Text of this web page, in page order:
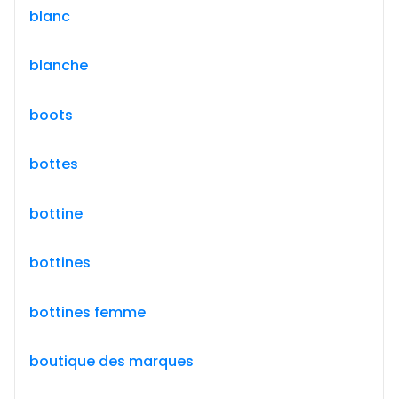
blanc
blanche
boots
bottes
bottine
bottines
bottines femme
boutique des marques